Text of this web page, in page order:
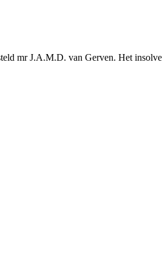
mr J.A.M.D. van Gerven. Het